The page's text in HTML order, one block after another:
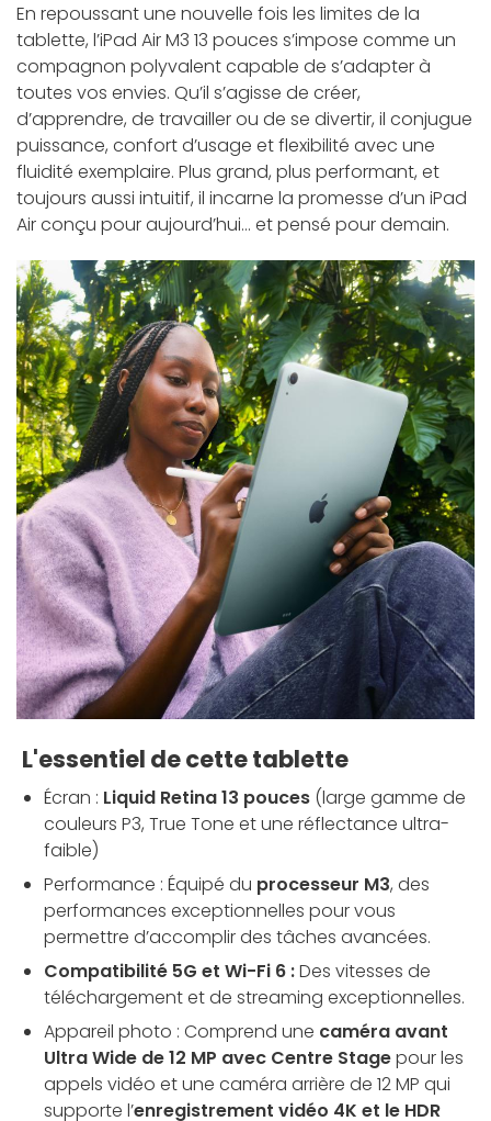
En repoussant une nouvelle fois les limites de la
tablette, l’iPad Air M3 13 pouces s’impose comme un
compagnon polyvalent capable de s’adapter à
toutes vos envies. Qu’il s’agisse de créer,
d’apprendre, de travailler ou de se divertir, il conjugue
puissance, confort d’usage et flexibilité avec une
fluidité exemplaire. Plus grand, plus performant, et
toujours aussi intuitif, il incarne la promesse d’un iPad
Air conçu pour aujourd’hui… et pensé pour demain.
L'essentiel de cette tablette
Écran : Liquid Retina 13 pouces (large gamme de
couleurs P3, True Tone et une réflectance ultra-
faible)
Performance : Équipé du processeur M3, des
performances exceptionnelles pour vous
permettre d’accomplir des tâches avancées.
Compatibilité 5G et Wi-Fi 6 :Des vitesses de
téléchargement et de streaming exceptionnelles.
Appareil photo : Comprend une caméra avant
Ultra Wide de 12 MP avec Centre Stagepour les
appels vidéo et une caméra arrière de 12 MP qui
supporte l’enregistrement vidéo 4K et le HDR